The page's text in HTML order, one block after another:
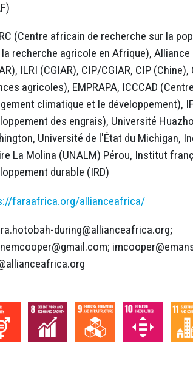
(Centre africain de recherche sur la
recherche agricole en Afrique),
ILRI (CGIAR), CIP/CGIAR, CIP
agricoles), EMPRAPA, ICCCAD
climatique et le développement),
des engrais), Université
Université de l'État du Michigan,
La Molina (UNALM) Pérou, Institut
durable (IRD)
faraafrica.org/allianceafrica/
during@allianceafrica.org;
;